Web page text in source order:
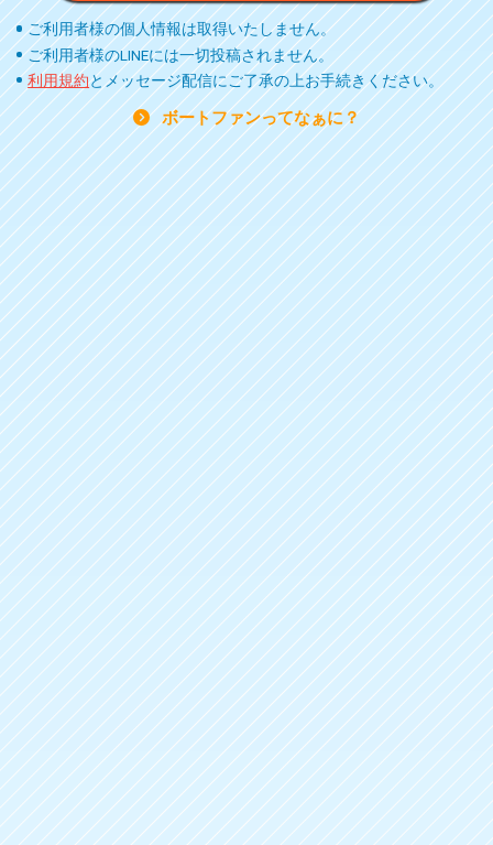
ご利用者様の個人情報は取得いたしません。
ご利用者様のLINEには一切投稿されません。
利用規約とメッセージ配信にご了承の上お手続きください。
ボートファンってなぁに？